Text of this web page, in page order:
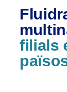
filials